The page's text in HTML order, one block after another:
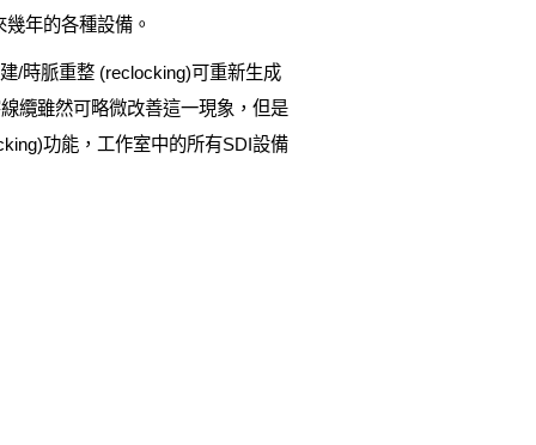
年的各種設備。
/時脈重整 (reclocking)可重新生成
纜雖然可略微改善這一現象，但是
功能，工作室中的所有SDI設備